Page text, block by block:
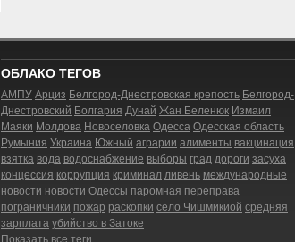
ОБЛАКО ТЕГОВ
АМПУ Арциз Белгород-Днестровская крепость Белгород-
Днестровский Болгария Дунай Жан Беленюк Измаил
Маяки Молдова Новоселовка Одесса Одесская область
Румыния Украина Южный аграрии алименты вакцинация
взятка вода водоснабжение выборы град дороги засуха
концессия коррупция криминал ливень международные
новости новости Одессы паромная переправа
пограничники пожар раскопки село Чишмикиой средняя
зарплата убийство в Затоке
Показать все теги